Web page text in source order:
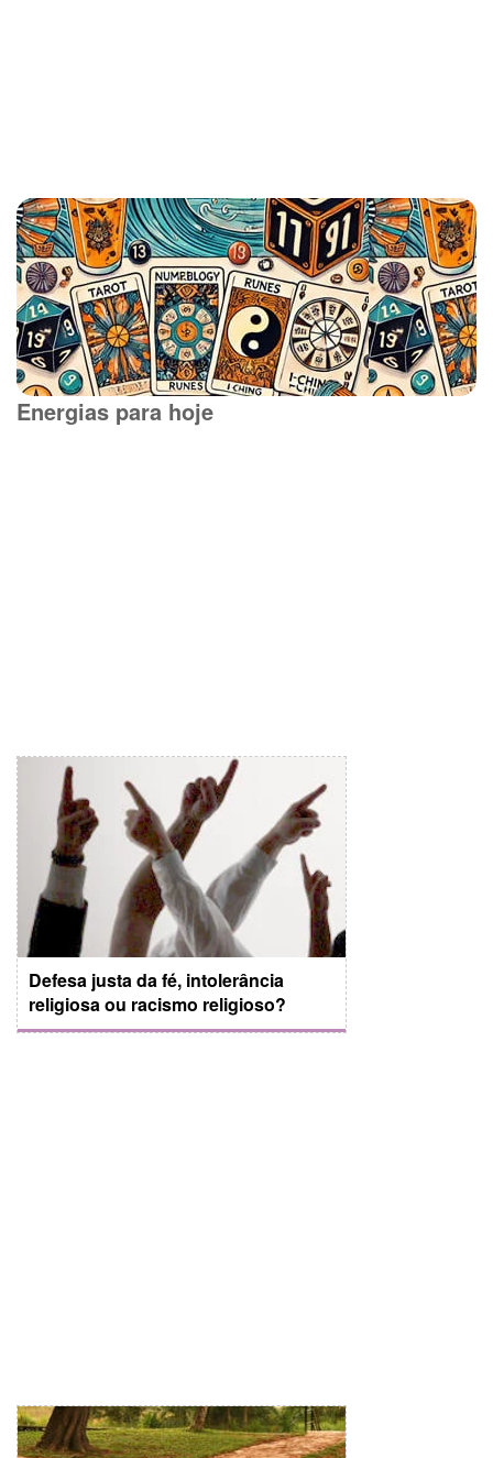
Energias para hoje
Defesa justa da fé, intolerância
religiosa ou racismo religioso?